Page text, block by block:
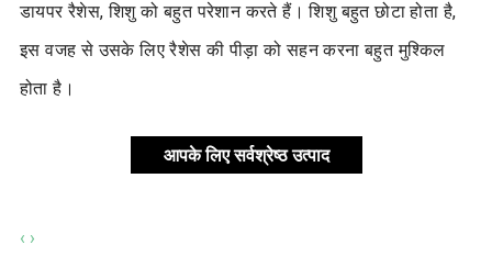
डायपर रैशेस, शिशु को बहुत परेशान करते हैं। शिशु बहुत छोटा होता है,
इस वजह से उसके लिए रैशेस की पीड़ा को सहन करना बहुत मुश्किल
होता है।
आपके लिए सर्वश्रेष्ठ उत्पाद
‹ ›